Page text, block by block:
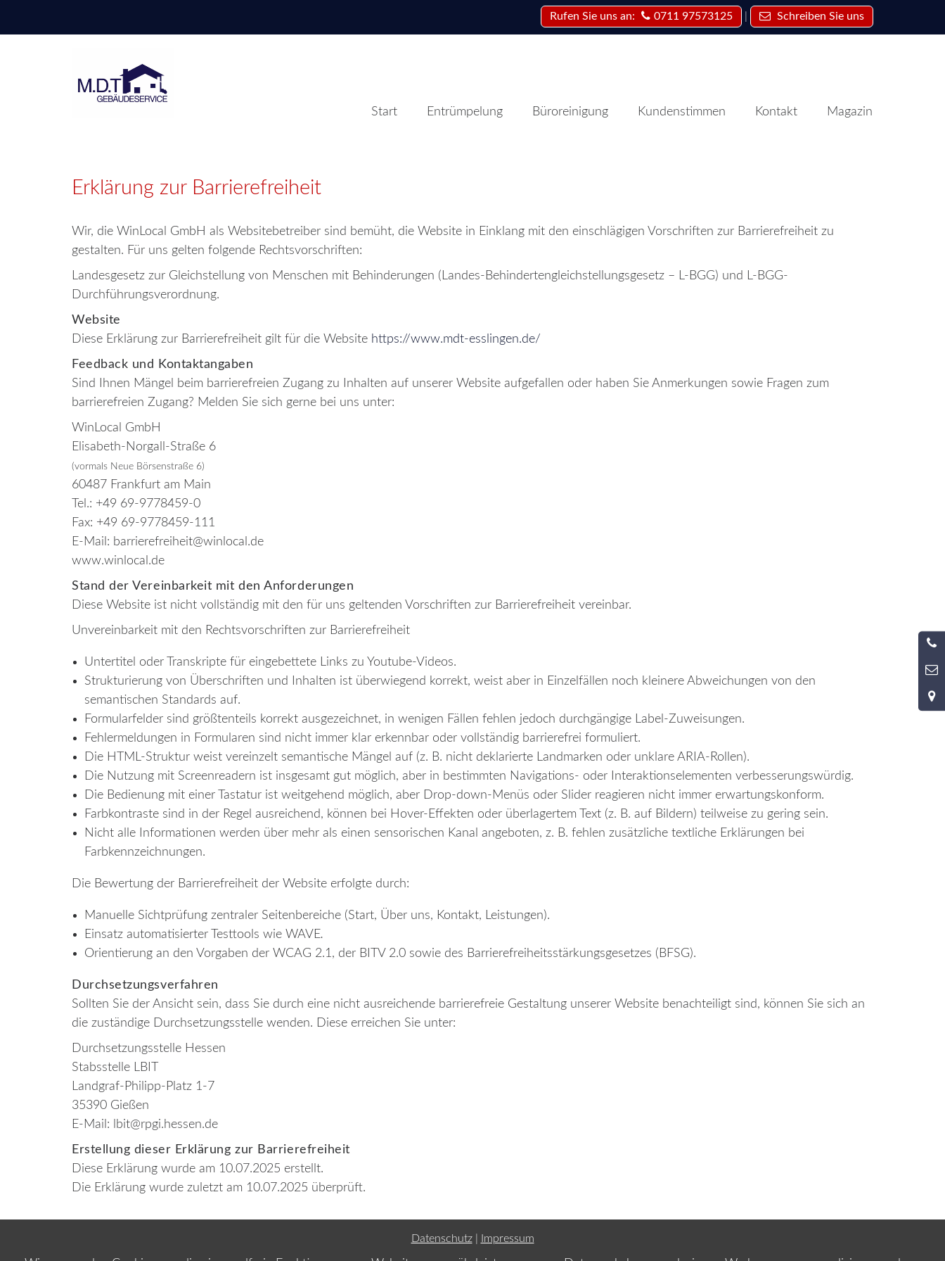
Rufen Sie uns an: 0711 97573125 Schreiben Sie uns
Start Entrümpelung Büroreinigung Kundenstimmen Kontakt Magazin
Erklärung zur Barrierefreiheit
Wir, die WinLocal GmbH als Websitebetreiber sind bemüht, die Website in Einklang mit den einschlägigen Vorschriften zur Barrierefreiheit zu
gestalten. Für uns gelten folgende Rechtsvorschriften:
Landesgesetz zur Gleichstellung von Menschen mit Behinderungen (Landes-Behindertengleichstellungsgesetz – L-BGG) und L-BGG-
Durchführungsverordnung.
Website
Diese Erklärung zur Barrierefreiheit gilt für die Website https://www.mdt-esslingen.de/
Feedback und Kontaktangaben
Sind Ihnen Mängel beim barrierefreien Zugang zu Inhalten auf unserer Website aufgefallen oder haben Sie Anmerkungen sowie Fragen zum
barrierefreien Zugang? Melden Sie sich gerne bei uns unter:
WinLocal GmbH
Elisabeth-Norgall-Straße 6
(vormals Neue Börsenstraße 6)
60487 Frankfurt am Main
Tel.: +49 69-9778459-0
Fax: +49 69-9778459-111
E-Mail: barrierefreiheit@winlocal.de
www.winlocal.de
Stand der Vereinbarkeit mit den Anforderungen
Diese Website ist nicht vollständig mit den für uns geltenden Vorschriften zur Barrierefreiheit vereinbar.
Unvereinbarkeit mit den Rechtsvorschriften zur Barrierefreiheit
Untertitel oder Transkripte für eingebettete Links zu Youtube-Videos.
Strukturierung von Überschriften und Inhalten ist überwiegend korrekt, weist aber in Einzelfällen noch kleinere Abweichungen von den
semantischen Standards auf.
Formularfelder sind größtenteils korrekt ausgezeichnet, in wenigen Fällen fehlen jedoch durchgängige Label-Zuweisungen.
Fehlermeldungen in Formularen sind nicht immer klar erkennbar oder vollständig barrierefrei formuliert.
Die HTML-Struktur weist vereinzelt semantische Mängel auf (z. B. nicht deklarierte Landmarken oder unklare ARIA-Rollen).
Die Nutzung mit Screenreadern ist insgesamt gut möglich, aber in bestimmten Navigations- oder Interaktionselementen verbesserungswürdig.
Die Bedienung mit einer Tastatur ist weitgehend möglich, aber Drop-down-Menüs oder Slider reagieren nicht immer erwartungskonform.
Farbkontraste sind in der Regel ausreichend, können bei Hover-Effekten oder überlagertem Text (z. B. auf Bildern) teilweise zu gering sein.
Nicht alle Informationen werden über mehr als einen sensorischen Kanal angeboten, z. B. fehlen zusätzliche textliche Erklärungen bei
Farbkennzeichnungen.
Die Bewertung der Barrierefreiheit der Website erfolgte durch:
Manuelle Sichtprüfung zentraler Seitenbereiche (Start, Über uns, Kontakt, Leistungen).
Einsatz automatisierter Testtools wie WAVE.
Orientierung an den Vorgaben der WCAG 2.1, der BITV 2.0 sowie des Barrierefreiheitsstärkungsgesetzes (BFSG).
Durchsetzungsverfahren
Sollten Sie der Ansicht sein, dass Sie durch eine nicht ausreichende barrierefreie Gestaltung unserer Website benachteiligt sind, können Sie sich an
die zuständige Durchsetzungsstelle wenden. Diese erreichen Sie unter:
Durchsetzungsstelle Hessen
Stabsstelle LBIT
Landgraf-Philipp-Platz 1-7
35390 Gießen
E-Mail: lbit@rpgi.hessen.de
Erstellung dieser Erklärung zur Barrierefreiheit
Diese Erklärung wurde am 10.07.2025 erstellt.
Die Erklärung wurde zuletzt am 10.07.2025 überprüft.
Barrierefreiheit
Datenschutz| Impressum